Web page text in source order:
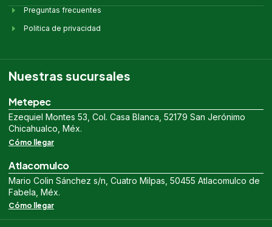
Preguntas frecuentes
Politica de privacidad
Nuestras sucursales
Metepec
Ezequiel Montes 53, Col. Casa Blanca, 52179 San Jerónimo
Chicahualco, Méx.
Cómo llegar
Atlacomulco
Mario Colin Sánchez s/n, Cuatro Milpas, 50455 Atlacomulco de
Fabela, Méx.
Cómo llegar